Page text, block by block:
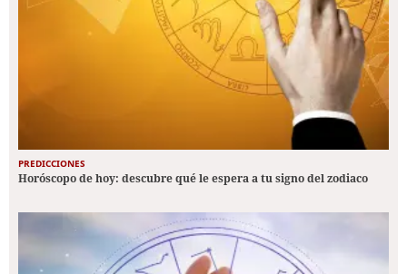
PREDICCIONES
Horóscopo de hoy: descubre qué le espera a tu signo del zodiaco